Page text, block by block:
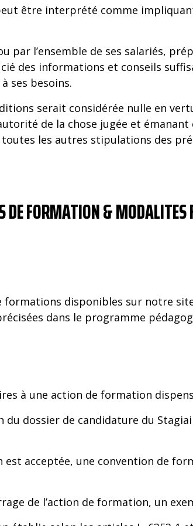
être interprété comme impliquant
l’ensemble de ses salariés,
des informations et conseils
ses besoins.
serait considérée nulle en
de la chose jugée et émanant
les autres stipulations des
FORMATION & MODALITES
disponibles sur notre
dans le programme
à une action de formation
dossier de candidature du
acceptée, une convention de
de l’action de formation, un